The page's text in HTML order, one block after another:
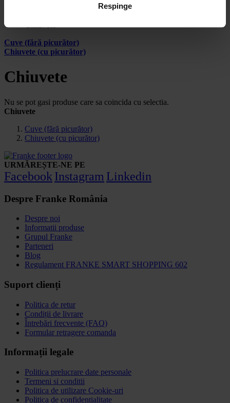
Respinge
Chiuvete
Cuve (fără picurător)
Chiuvete (cu picurător)
Chiuvete
Nu se pot gasi produse care sa coincida cu selectia.
Chiuvete
Cuve (fără picurător)
Chiuvete (cu picurător)
URMĂREȘTE-NE PE
Facebook Instagram Linkedin
Despre Franke România
Despre noi
Informatii produse
Grupul Franke
Parteneri
Blog
Regulament FRANKE SMART SHOPPING 602
Suport clienți
Politica de retur
Condiții de livrare
Întrebări frecvente (FAQ)
Formular retragere comanda
Informații legale
Politica prelucrare date personale
Termeni si conditii
Politica de utilizare Cookie-uri
Politica de confidențialitate